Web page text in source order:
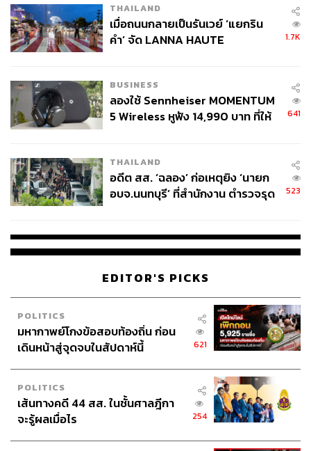
THAILAND
เมื่อถนนกลายเป็นรันเวย์ ‘แยกริน
คำ’ จัด LANNA HAUTE
1.7K
BUSINESS
ลองใช้ Sennheiser MOMENTUM
5 Wireless หูฟัง 14,990 บาท ที่ให้
641
THAILAND
อดีต สส. ‘ฉลอง’ ก่อเหตุยิง ‘นายก
อบจ.นนทบุรี’ ที่สำนักงาน ตำรวจรุด
523
EDITOR'S PICKS
POLITICS
มหากาพย์โกงข้อสอบท้องถิ่น ก่อน
เดินหน้าสู่จุดจบในสัปดาห์นี้
621
POLITICS
เส้นทางคดี 44 สส. ในชั้นศาลฎีกา
จะรู้ผลเมื่อไร
254